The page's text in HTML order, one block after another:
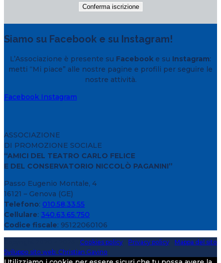
Siamo su Facebook e su Instagram!
L’Associazione è presente su Facebook e su Instagram:
metti “Mi piace” alle nostre pagine e profili per seguire le
nostre attività.
Facebook Instagram
ASSOCIAZIONE
DI PROMOZIONE SOCIALE
“AMICI DEL TEATRO CARLO FELICE
E DEL CONSERVATORIO NICCOLÒ PAGANINI”
Passo Eugenio Montale, 4
16121 – Genova (GE)
Telefono: 010.58.33.55
Cellulare: 340.63.65.750
Codice fiscale: 95122060106
Cookies policy Privacy policy
Mappa del sito
Sviluppo sito web: Christian Gavino